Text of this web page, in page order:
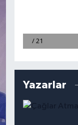
Yazarlar